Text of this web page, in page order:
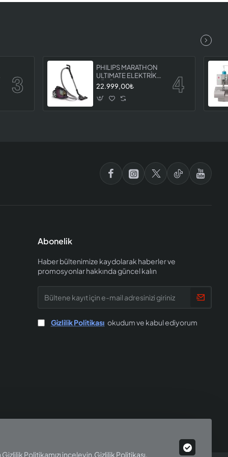
Politikamızı inceleyin.Gizlilik Politikası.
PHILIPS MARATHON
ULTIMATE ELEKTRİKLİ
SÜPÜRGE XB9155 07
22.999,00₺
Abonelik
Haber bültenimize kaydolarak haberler ve
promosyonlar hakkında güncel kalın
kayıt
mail
Gizlilik Politikası okudum ve kabul ediyorum